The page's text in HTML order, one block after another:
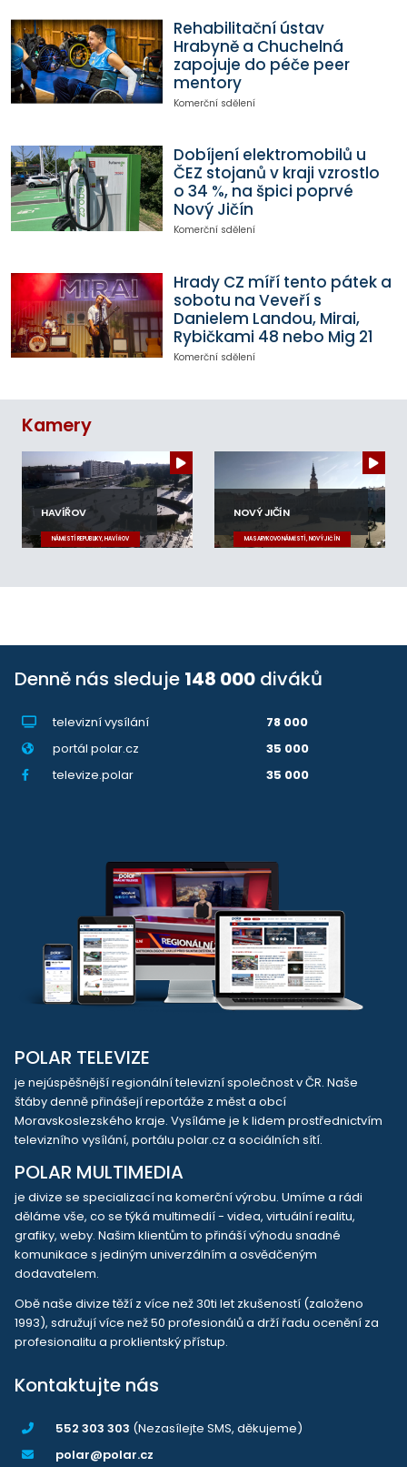
Rehabilitační ústav
Hrabyně a Chuchelná
zapojuje do péče peer
mentory
Komerční sdělení
Dobíjení elektromobilů u
ČEZ stojanů v kraji vzrostlo
o 34 %, na špici poprvé
Nový Jičín
Komerční sdělení
Hrady CZ míří tento pátek a
sobotu na Veveří s
Danielem Landou, Mirai,
Rybičkami 48 nebo Mig 21
Komerční sdělení
Kamery
HAVÍŘOV
NÁMĚSTÍ REPUBLIKY, HAVÍŘOV
NOVÝ JIČÍN
MASARYKOVO NÁMĚSTÍ, NOVÝ JIČÍN
Denně nás sleduje 148 000 diváků
televizní vysílání
78 000
portál polar.cz
35 000
televize.polar
35 000
POLAR TELEVIZE
je nejúspěšnější regionální televizní společnost v ČR. Naše
štáby denně přinášejí reportáže z měst a obcí
Moravskoslezského kraje. Vysíláme je k lidem prostřednictvím
televizního vysílání, portálu polar.cz a sociálních sítí.
POLAR MULTIMEDIA
je divize se specializací na komerční výrobu. Umíme a rádi
děláme vše, co se týká multimedií - videa, virtuální realitu,
grafiky, weby. Našim klientům to přináší výhodu snadné
komunikace s jediným univerzálním a osvědčeným
dodavatelem.
Obě naše divize těží z více než 30ti let zkušeností (založeno
1993), sdružují více než 50 profesionálů a drží řadu ocenění za
profesionalitu a proklientský přístup.
Kontaktujte nás
552 303 303 (Nezasílejte SMS, děkujeme)
polar@polar.cz